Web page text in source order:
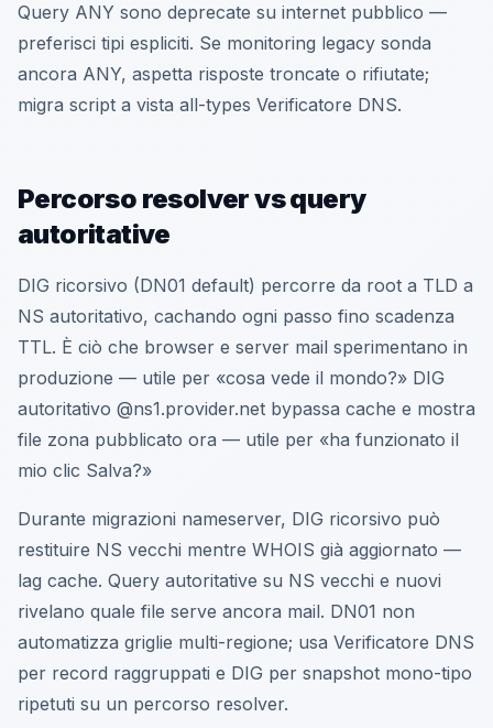
Query ANY sono deprecate su internet pubblico —
preferisci tipi espliciti. Se monitoring legacy sonda
ancora ANY, aspetta risposte troncate o rifiutate;
migra script a vista all-types Verificatore DNS.
Percorso resolver vs query
autoritative
DIG ricorsivo (DN01 default) percorre da root a TLD a
NS autoritativo, cachando ogni passo fino scadenza
TTL. È ciò che browser e server mail sperimentano in
produzione — utile per «cosa vede il mondo?» DIG
autoritativo @ns1.provider.net bypassa cache e mostra
file zona pubblicato ora — utile per «ha funzionato il
mio clic Salva?»
Durante migrazioni nameserver, DIG ricorsivo può
restituire NS vecchi mentre WHOIS già aggiornato —
lag cache. Query autoritative su NS vecchi e nuovi
rivelano quale file serve ancora mail. DN01 non
automatizza griglie multi-regione; usa Verificatore DNS
per record raggruppati e DIG per snapshot mono-tipo
ripetuti su un percorso resolver.